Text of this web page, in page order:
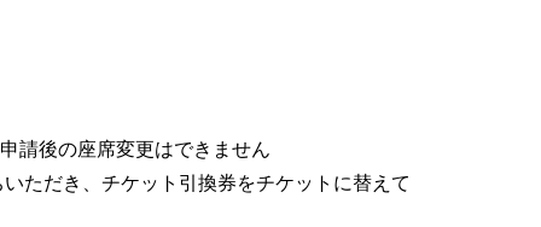
請後の座席変更はできません
ただき、チケット引換券をチケットに替えて